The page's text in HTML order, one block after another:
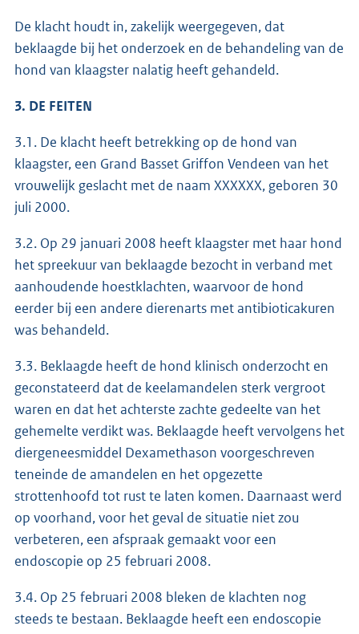
De klacht houdt in, zakelijk weergegeven, dat
beklaagde bij het onderzoek en de behandeling van de
hond van klaagster nalatig heeft gehandeld.
3. DE FEITEN
3.1. De klacht heeft betrekking op de hond van
klaagster, een Grand Basset Griffon Vendeen van het
vrouwelijk geslacht met de naam XXXXXX, geboren 30
juli 2000.
3.2. Op 29 januari 2008 heeft klaagster met haar hond
het spreekuur van beklaagde bezocht in verband met
aanhoudende hoestklachten, waarvoor de hond
eerder bij een andere dierenarts met antibioticakuren
was behandeld.
3.3. Beklaagde heeft de hond klinisch onderzocht en
geconstateerd dat de keelamandelen sterk vergroot
waren en dat het achterste zachte gedeelte van het
gehemelte verdikt was. Beklaagde heeft vervolgens het
diergeneesmiddel Dexamethason voorgeschreven
teneinde de amandelen en het opgezette
strottenhoofd tot rust te laten komen. Daarnaast werd
op voorhand, voor het geval de situatie niet zou
verbeteren, een afspraak gemaakt voor een
endoscopie op 25 februari 2008.
3.4. Op 25 februari 2008 bleken de klachten nog
steeds te bestaan. Beklaagde heeft een endoscopie